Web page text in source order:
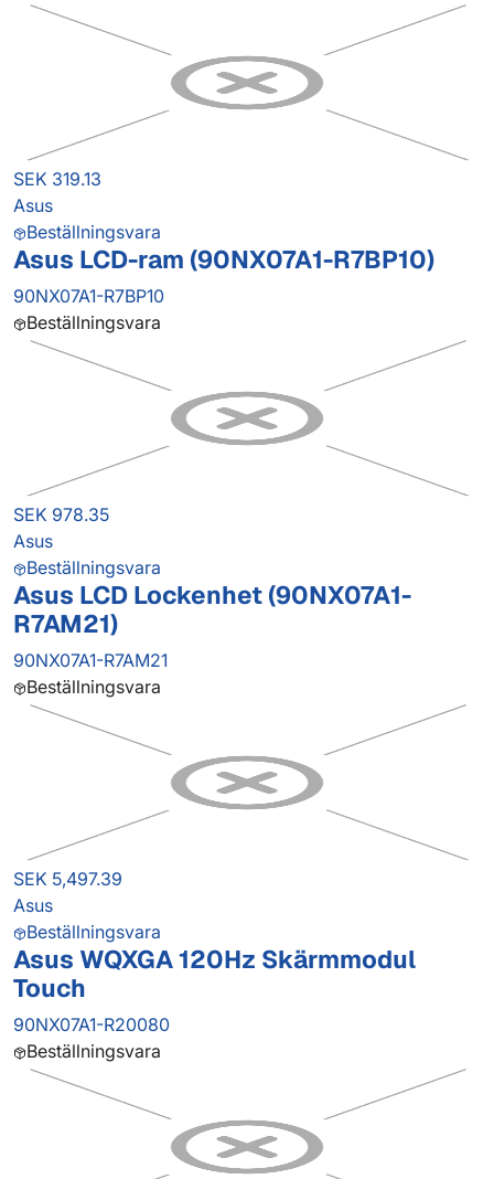
SEK 319.13
Asus
Beställningsvara
Asus LCD-ram (90NX07A1-R7BP10)
90NX07A1-R7BP10
Beställningsvara
SEK 978.35
Asus
Beställningsvara
Asus LCD Lockenhet (90NX07A1-
R7AM21)
90NX07A1-R7AM21
Beställningsvara
SEK 5,497.39
Asus
Beställningsvara
Asus WQXGA 120Hz Skärmmodul
Touch
90NX07A1-R20080
Beställningsvara